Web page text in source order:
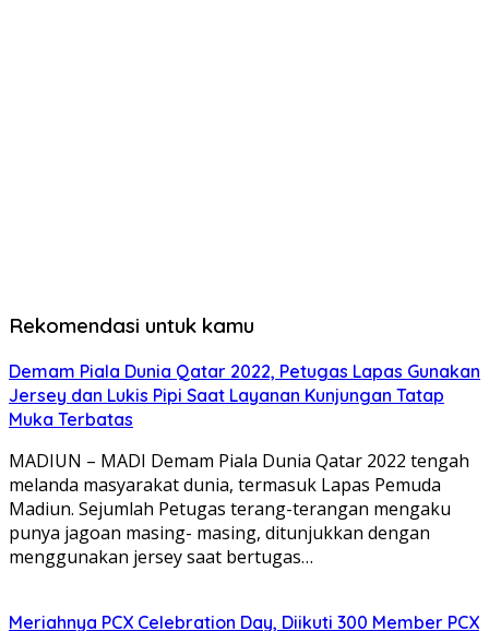
Rekomendasi untuk kamu
Demam Piala Dunia Qatar 2022, Petugas Lapas Gunakan
Jersey dan Lukis Pipi Saat Layanan Kunjungan Tatap
Muka Terbatas
MADIUN – MADI Demam Piala Dunia Qatar 2022 tengah
melanda masyarakat dunia, termasuk Lapas Pemuda
Madiun. Sejumlah Petugas terang-terangan mengaku
punya jagoan masing- masing, ditunjukkan dengan
menggunakan jersey saat bertugas…
Meriahnya PCX Celebration Day, Diikuti 300 Member PCX